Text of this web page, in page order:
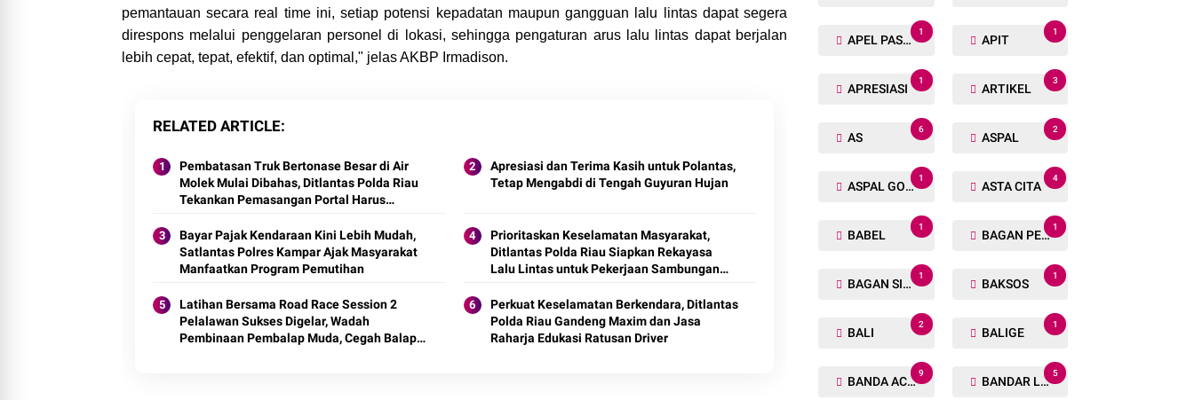
pemantauan secara real time ini, setiap potensi kepadatan maupun gangguan lalu lintas dapat segera
direspons melalui penggelaran personel di lokasi, sehingga pengaturan arus lalu lintas dapat berjalan
lebih cepat, tepat, efektif, dan optimal," jelas AKBP Irmadison.
RELATED ARTICLE
Pembatasan Truk Bertonase Besar di Air
Molek Mulai Dibahas, Ditlantas Polda Riau
Tekankan Pemasangan Portal Harus
Apresiasi dan Terima Kasih untuk Polantas,
Tetap Mengabdi di Tengah Guyuran Hujan
Bayar Pajak Kendaraan Kini Lebih Mudah,
Satlantas Polres Kampar Ajak Masyarakat
Manfaatkan Program Pemutihan
Prioritaskan Keselamatan Masyarakat,
Ditlantas Polda Riau Siapkan Rekayasa
Lalu Lintas untuk Pekerjaan Sambungan
Latihan Bersama Road Race Session 2
Pelalawan Sukses Digelar, Wadah
Pembinaan Pembalap Muda, Cegah Balap
Perkuat Keselamatan Berkendara, Ditlantas
Polda Riau Gandeng Maxim dan Jasa
Raharja Edukasi Ratusan Driver
APEL PASUKAN
1
APIT
1
APRESIASI
1
ARTIKEL
3
AS
6
ASPAL
2
ASPAL GORENG
1
ASTA CITA
4
BABEL
1
BAGAN PETE
1
BAGAN SIAPIN API
1
BAKSOS
1
BALI
2
BALIGE
1
BANDA ACEH
9
BANDAR LAMPUNG
5